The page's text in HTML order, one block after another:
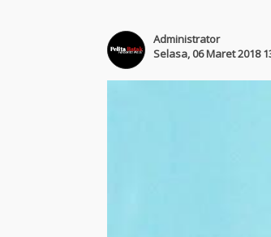
Administrator
Selasa, 06 Maret 2018